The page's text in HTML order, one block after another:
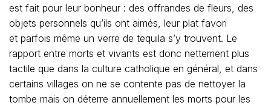
est fait pour leur bonheur : des offrandes de fleurs, des
objets personnels qu’ils ont aimés, leur plat favori
et parfois même un verre de tequila s’y trouvent. Le
rapport entre morts et vivants est donc nettement plus
tactile que dans la culture catholique en général, et dans
certains villages on ne se contente pas de nettoyer la
tombe mais on déterre annuellement les morts pour les